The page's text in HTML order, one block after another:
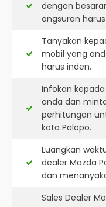
dengan
angsuran
Tanyakan
mobil yang
harus inden.
Infokan
anda dan
perhitungan
kota Palopo.
Luangkan
dealer Mazda
dan
Sales Dealer